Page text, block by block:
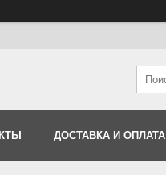
ДОСТАВКА И ОПЛАТА